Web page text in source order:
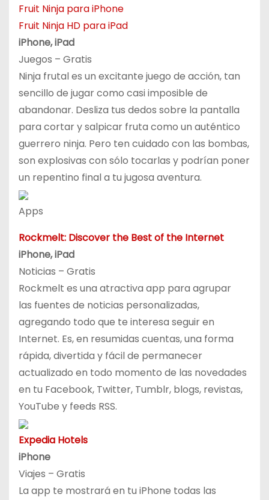
Fruit Ninja para iPhone
Fruit Ninja HD para iPad
iPhone, iPad
Juegos – Gratis
Ninja frutal es un excitante juego de acción, tan
sencillo de jugar como casi imposible de
abandonar. Desliza tus dedos sobre la pantalla
para cortar y salpicar fruta como un auténtico
guerrero ninja. Pero ten cuidado con las bombas,
son explosivas con sólo tocarlas y podrían poner
un repentino final a tu jugosa aventura.
Apps
Rockmelt: Discover the Best of the Internet
iPhone, iPad
Noticias – Gratis
Rockmelt es una atractiva app para agrupar
las fuentes de noticias personalizadas,
agregando todo que te interesa seguir en
Internet. Es, en resumidas cuentas, una forma
rápida, divertida y fácil de permanecer
actualizado en todo momento de las novedades
en tu Facebook, Twitter, Tumblr, blogs, revistas,
YouTube y feeds RSS.
Expedia Hotels
iPhone
Viajes – Gratis
La app te mostrará en tu iPhone todas las